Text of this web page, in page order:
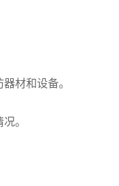
材和设备。
。